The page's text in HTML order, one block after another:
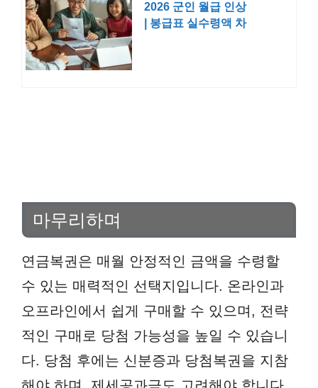
2026 군인 월급 인상
| 봉급표 실수령액 차
마무리하며
연금복권은 매월 안정적인 금액을 수령할
수 있는 매력적인 선택지입니다. 온라인과
오프라인에서 쉽게 구매할 수 있으며, 전략
적인 구매로 당첨 가능성을 높일 수 있습니
다. 당첨 후에는 신분증과 당첨복권을 지참